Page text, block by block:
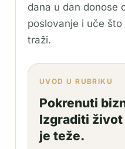
dana u dan donose
poslovanje i uče
traži.
UVOD U RUBRIKU
Pokrenuti
Izgraditi život
je teže.